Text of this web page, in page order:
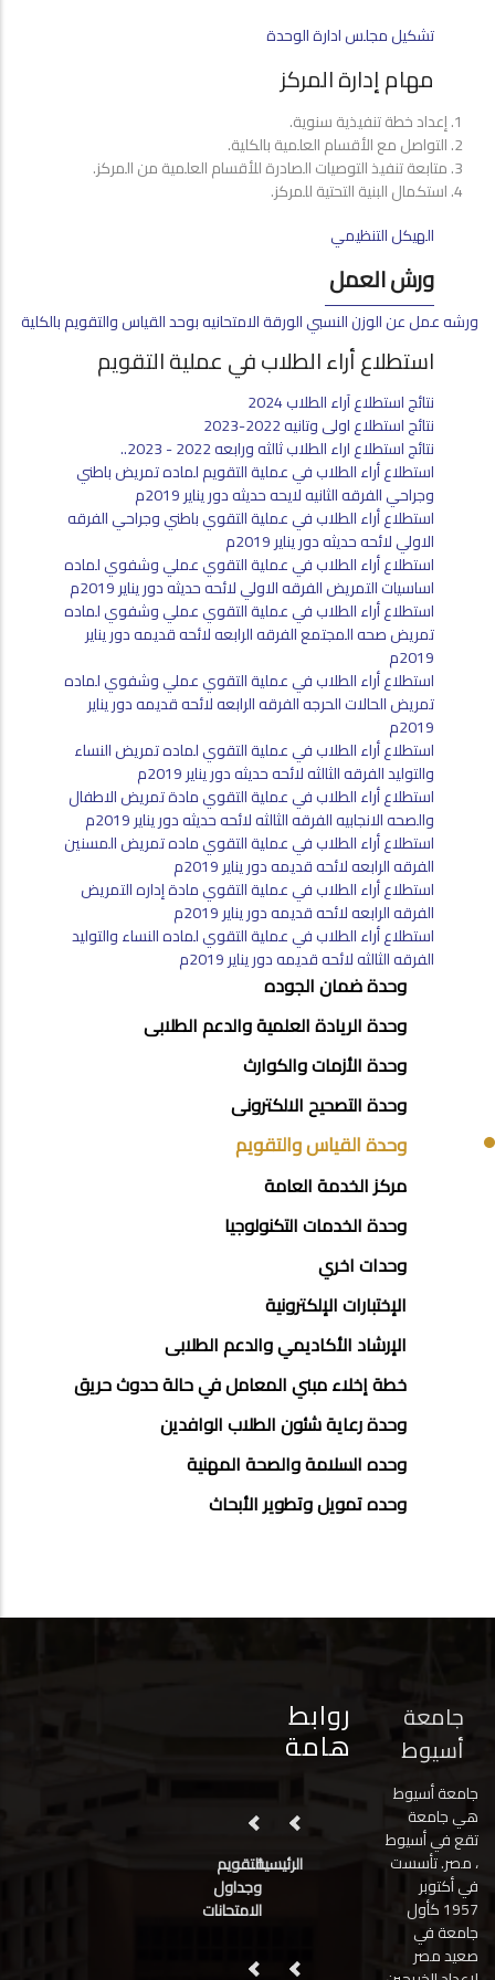
تشكيل مجلس ادارة الوحدة
مهام إدارة المركز
إعداد خطة تنفيذية سنوية.
التواصل مع الأقسام العلمية بالكلية.
متابعة تنفيذ التوصيات الصادرة للأقسام العلمية من المركز.
استكمال البنية التحتية للمركز.
الهيكل التنظيمي
ورش العمل
ورشه عمل عن الوزن النسبي الورقة الامتحانيه بوحد القياس والتقويم بالكلية
استطلاع أراء الطلاب في عملية التقويم
نتائج استطلاع آراء الطلاب 2024
نتائج استطلاع اولى وتانيه 2022-2023
نتائج استطلاع اراء الطلاب ثالثه ورابعه 2022 - 2023..
استطلاع أراء الطلاب في عملية التقويم لماده تمريض باطني
وجراحي الفرقه الثانيه لايحه حديثه دور يناير 2019م
استطلاع أراء الطلاب في عملية التقوي باطني وجراحي الفرقه
الاولي لائحه حديثه دور يناير 2019م
استطلاع أراء الطلاب في عملية التقوي عملي وشفوي لماده
اساسيات التمريض الفرقه الاولي لائحه حديثه دور يناير 2019م
استطلاع أراء الطلاب في عملية التقوي عملي وشفوي لماده
تمريض صحه المجتمع الفرقه الرابعه لائحه قديمه دور يناير
2019م
استطلاع أراء الطلاب في عملية التقوي عملي وشفوي لماده
تمريض الحالات الحرجه الفرقه الرابعه لائحه قديمه دور يناير
2019م
استطلاع أراء الطلاب في عملية التقوي لماده تمريض النساء
والتوليد الفرقه الثالثه لائحه حديثه دور يناير 2019م
استطلاع أراء الطلاب في عملية التقوي مادة تمريض الاطفال
والصحه الانجابيه الفرقه الثالثه لائحه حديثه دور يناير 2019م
استطلاع أراء الطلاب في عملية التقوي ماده تمريض المسنين
الفرقه الرابعه لائحه قديمه دور يناير 2019م
استطلاع أراء الطلاب في عملية التقوي مادة إداره التمريض
الفرقه الرابعه لائحه قديمه دور يناير 2019م
استطلاع أراء الطلاب في عملية التقوي لماده النساء والتوليد
الفرقه الثالثه لائحه قديمه دور يناير 2019م
وحدة ضمان الجوده
وحدة الريادة العلمية والدعم الطلابى
وحدة الأزمات والكوارث
وحدة التصحيح الالكترونى
وحدة القياس والتقويم
مركز الخدمة العامة
وحدة الخدمات التكنولوجيا
وحدات اخري
الإختبارات الإلكترونية
الإرشاد الأكاديمي والدعم الطلابى
خطة إخلاء مبني المعامل في حالة حدوث حريق
وحدة رعاية شئون الطلاب الوافدين
وحده السلامة والصحة المهنية
وحده تمويل وتطوير الأبحاث
جامعة
أسيوط
جامعة أسيوط
هي جامعة
تقع في أسيوط
، مصر. تأسست
في أكتوبر
1957 كأول
جامعة في
صعيد مصر
روابط
هامة
الرئيسيةالتقويم
وجداول
الامتحانات